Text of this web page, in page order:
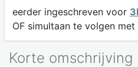
eerder ingeschreven voor
OF simultaan te volgen met
Korte omschrijving